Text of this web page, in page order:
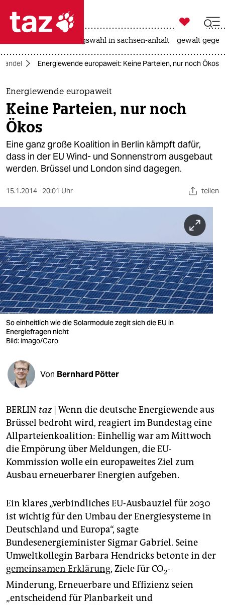
 taz zahl ich
taz zahl ich
themen
politik
öko
gesellschaft
sport
nord
wahrheit
verlag
verlag
veranstaltungen
fragen & hilfe
abo
genossenschaft
epaper login

taz zahl ich
landtagswahl in sachsen-anhalt gewalt
Energiewende europaweit: Keine Parteien, nur noch Ökos
Energiewende europaweit
Keine Parteien, nur noch
Ökos
Eine ganz große Koalition in Berlin kämpft dafür,
dass in der EU Wind- und Sonnenstrom ausgebaut
werden. Brüssel und London sind dagegen.
15.1.2014 20:01 Uhr teilen
So einheitlich wie die Solarmodule zegit sich die EU in
Energiefragen nicht
Bild: imago/Caro
Von Bernhard Pötter
BERLIN taz | Wenn die deutsche Energiewende aus
Brüssel bedroht wird, reagiert im Bundestag eine
Allparteienkoalition: Einhellig war am Mittwoch
die Empörung über Meldungen, die EU-
Kommission wolle ein europaweites Ziel zum
Ausbau erneuerbarer Energien aufgeben.
Ein klares „verbindliches EU-Ausbauziel für 2030
ist wichtig für den Umbau der Energiesysteme in
Deutschland und Europa“, sagte
Bundesenergieminister Sigmar Gabriel. Seine
Umweltkollegin Barbara Hendricks betonte in der
gemeinsamen Erklärung, Ziele für CO2-
Minderung, Erneuerbare und Effizienz seien
„entscheidend für Planbarkeit und